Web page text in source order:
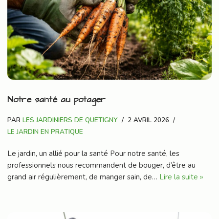
Notre santé au potager
PAR LES JARDINIERS DE QUETIGNY
2 AVRIL 2026
LE JARDIN EN PRATIQUE
Le jardin, un allié pour la santé Pour notre santé, les
professionnels nous recommandent de bouger, d’être au
grand air régulièrement, de manger sain, de… Lire la suite »